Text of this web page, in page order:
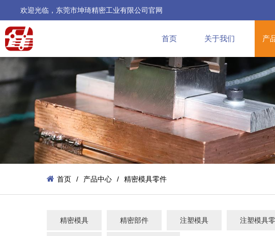
欢迎光临，东莞市坤琦精密工业有限公司官网
首页 关于我们 产
首页 / 产品中心 / 精密模具零件
精密模具 精密部件 注塑模具 注塑模具